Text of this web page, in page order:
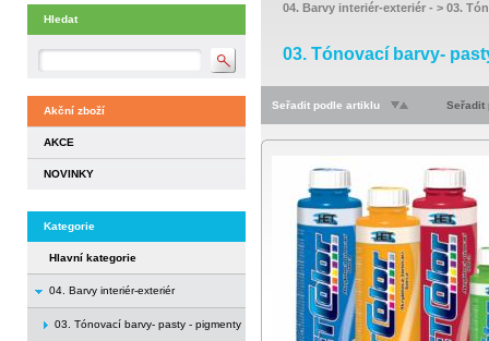
Hledat
Akční zboží
AKCE
NOVINKY
Kategorie
Hlavní kategorie
04. Barvy interiér-exteriér
03. Tónovací barvy- pasty - pigmenty
04. Barvy interiér-exteriér - > 03.
03. Tónovací barvy-
Seřadit podle artiklu Seřadit